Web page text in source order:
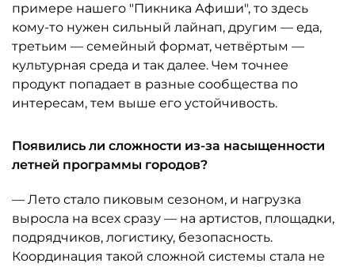
примере нашего "Пикника Афиши", то здесь
кому-то нужен сильный лайнап, другим — еда,
третьим — семейный формат, четвёртым —
культурная среда и так далее. Чем точнее
продукт попадает в разные сообщества по
интересам, тем выше его устойчивость.
Появились ли сложности из-за насыщенности
летней программы городов?
— Лето стало пиковым сезоном, и нагрузка
выросла на всех сразу — на артистов, площадки,
подрядчиков, логистику, безопасность.
Координация такой сложной системы стала не